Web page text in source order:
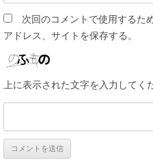
次回のコメントで使用するた
アドレス、サイトを保存する。
上に表示された文字を入力してく